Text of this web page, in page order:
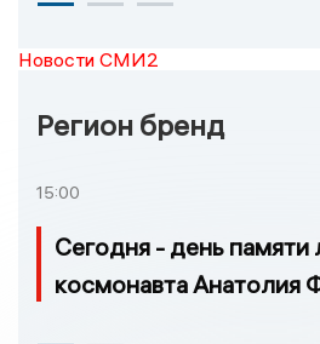
Новости СМИ2
Регион бренд
15:00
Сегодня - день памяти
космонавта Анатолия